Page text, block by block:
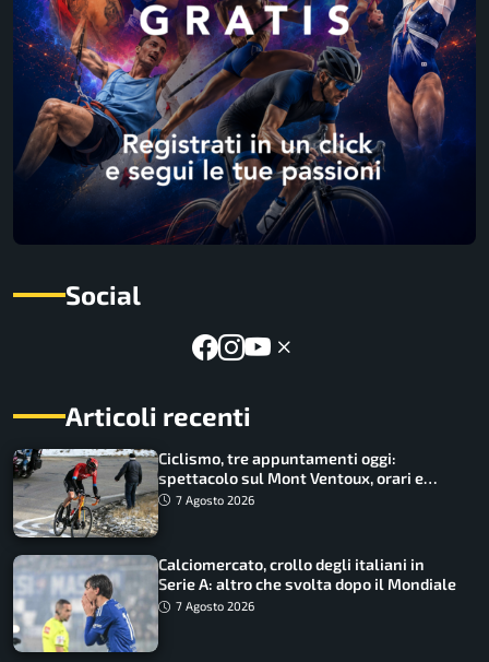
Social
Articoli recenti
Ciclismo, tre appuntamenti oggi:
spettacolo sul Mont Ventoux, orari e
come vederli
7 Agosto 2026
Calciomercato, crollo degli italiani in
Serie A: altro che svolta dopo il Mondiale
7 Agosto 2026